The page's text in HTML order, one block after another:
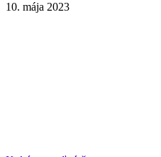
10. mája 2023